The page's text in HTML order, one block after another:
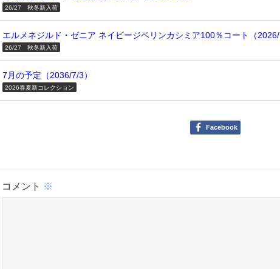
26/27 秋冬新入荷
エルメネジルド・ゼニア ネイビージベリンカシミア100％コート（
26/27 秋冬新入荷
7月の予定（2036/7/3）
2026春夏新コレクション
Facebook
コメント ※